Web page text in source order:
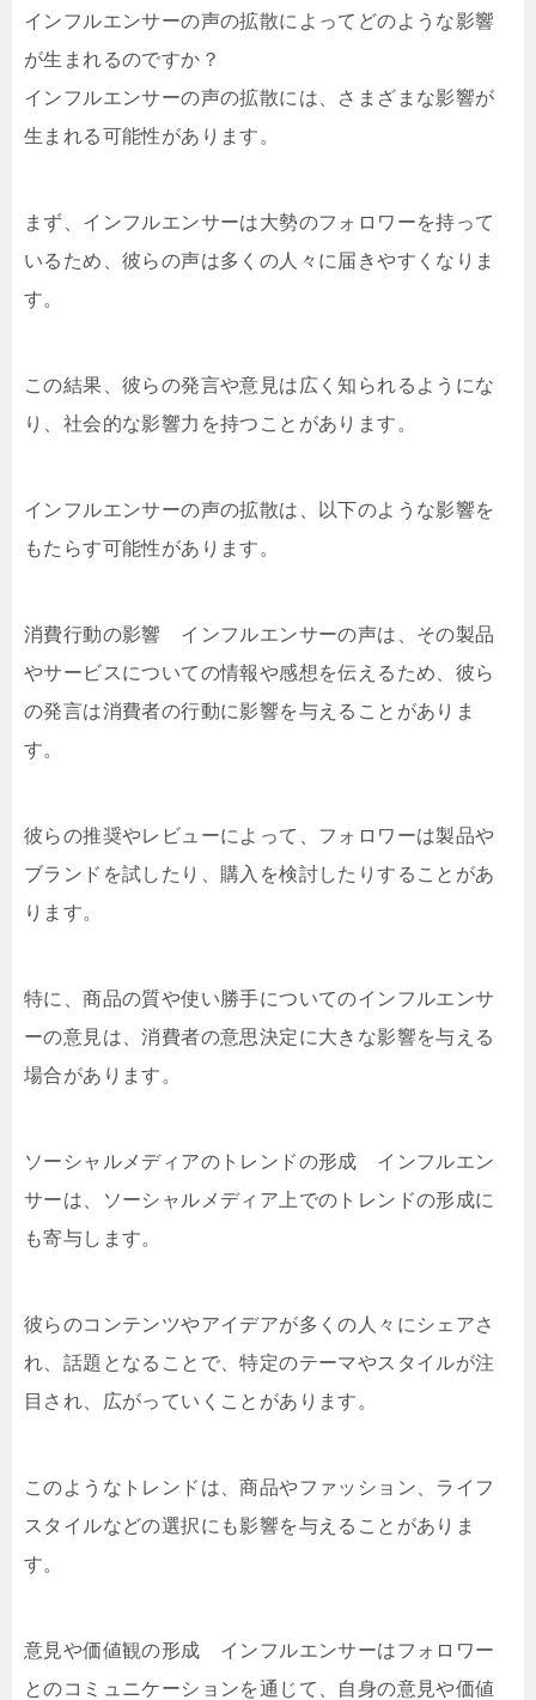
インフルエンサーの声の拡散によってどのような影響
が生まれるのですか？
インフルエンサーの声の拡散には、さまざまな影響が
生まれる可能性があります。
まず、インフルエンサーは大勢のフォロワーを持って
いるため、彼らの声は多くの人々に届きやすくなりま
す。
この結果、彼らの発言や意見は広く知られるようにな
り、社会的な影響力を持つことがあります。
インフルエンサーの声の拡散は、以下のような影響を
もたらす可能性があります。
消費行動の影響 インフルエンサーの声は、その製品
やサービスについての情報や感想を伝えるため、彼ら
の発言は消費者の行動に影響を与えることがありま
す。
彼らの推奨やレビューによって、フォロワーは製品や
ブランドを試したり、購入を検討したりすることがあ
ります。
特に、商品の質や使い勝手についてのインフルエンサ
ーの意見は、消費者の意思決定に大きな影響を与える
場合があります。
ソーシャルメディアのトレンドの形成 インフルエン
サーは、ソーシャルメディア上でのトレンドの形成に
も寄与します。
彼らのコンテンツやアイデアが多くの人々にシェアさ
れ、話題となることで、特定のテーマやスタイルが注
目され、広がっていくことがあります。
このようなトレンドは、商品やファッション、ライフ
スタイルなどの選択にも影響を与えることがありま
す。
意見や価値観の形成 インフルエンサーはフォロワー
とのコミュニケーションを通じて、自身の意見や価値